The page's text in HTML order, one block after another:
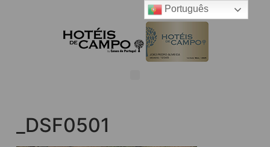
_DSF0501
Português